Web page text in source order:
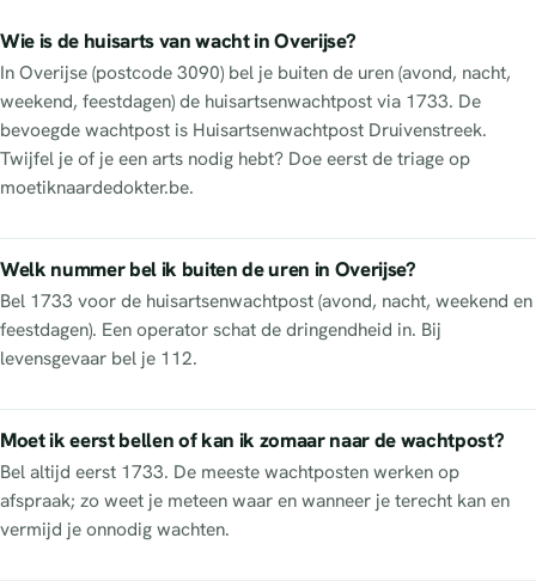
Wie is de huisarts van wacht in Overijse?
In Overijse (postcode 3090) bel je buiten de uren (avond, nacht,
weekend, feestdagen) de huisartsenwachtpost via 1733. De
bevoegde wachtpost is Huisartsenwachtpost Druivenstreek.
Twijfel je of je een arts nodig hebt? Doe eerst de triage op
moetiknaardedokter.be.
Welk nummer bel ik buiten de uren in Overijse?
Bel 1733 voor de huisartsenwachtpost (avond, nacht, weekend en
feestdagen). Een operator schat de dringendheid in. Bij
levensgevaar bel je 112.
Moet ik eerst bellen of kan ik zomaar naar de wachtpost?
Bel altijd eerst 1733. De meeste wachtposten werken op
afspraak; zo weet je meteen waar en wanneer je terecht kan en
vermijd je onnodig wachten.